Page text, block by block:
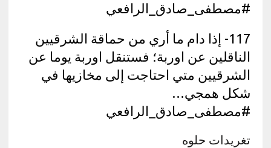
#مصطفى_صادق_الرافعي
117- إذا دام ما أري من حماقة الشرقيين
الناقلين عن اوربة؛ فستنقل اوربة يوما عن
الشرقيين متي احتاجت إلى مخازيها في
شكل همجي…
#مصطفى_صادق_الرافعي
تغريدات حلوه